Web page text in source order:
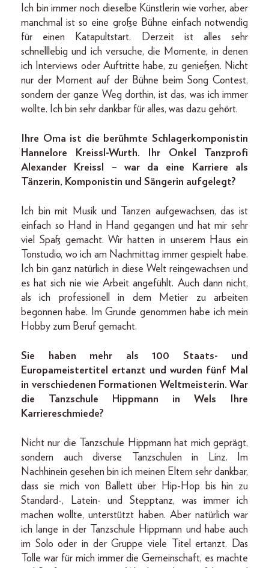
Ich bin immer noch dieselbe Künstlerin wie vorher, aber
manchmal ist so eine große Bühne einfach notwendig
für einen Katapultstart. Derzeit ist alles sehr
schnelllebig und ich versuche, die Momente, in denen
ich Interviews oder Auftritte habe, zu genießen. Nicht
nur der Moment auf der Bühne beim Song Contest,
sondern der ganze Weg dorthin, ist das, was ich immer
wollte. Ich bin sehr dankbar für alles, was dazu gehört.
Ihre Oma ist die berühmte Schlagerkomponistin
Hannelore Kreissl-Wurth. Ihr Onkel Tanzprofi
Alexander Kreissl – war da eine Karriere als
Tänzerin, Komponistin und Sängerin aufgelegt?
Ich bin mit Musik und Tanzen aufgewachsen, das ist
einfach so Hand in Hand gegangen und hat mir sehr
viel Spaß gemacht. Wir hatten in unserem Haus ein
Tonstudio, wo ich am Nachmittag immer gespielt habe.
Ich bin ganz natürlich in diese Welt reingewachsen und
es hat sich nie wie Arbeit angefühlt. Auch dann nicht,
als ich professionell in dem Metier zu arbeiten
begonnen habe. Im Grunde genommen habe ich mein
Hobby zum Beruf gemacht.
Sie haben mehr als 100 Staats- und
Europameistertitel ertanzt und wurden fünf Mal
in verschiedenen Formationen Weltmeisterin. War
die Tanzschule Hippmann in Wels Ihre
Karriereschmiede?
Nicht nur die Tanzschule Hippmann hat mich geprägt,
sondern auch diverse Tanzschulen in Linz. Im
Nachhinein gesehen bin ich meinen Eltern sehr dankbar,
dass sie mich von Ballett über Hip-Hop bis hin zu
Standard-, Latein- und Stepptanz, was immer ich
machen wollte, unterstützt haben. Aber natürlich war
ich lange in der Tanzschule Hippmann und habe auch
im Solo oder in der Gruppe viele Titel ertanzt. Das
Tolle war für mich immer die Gemeinschaft, es machte